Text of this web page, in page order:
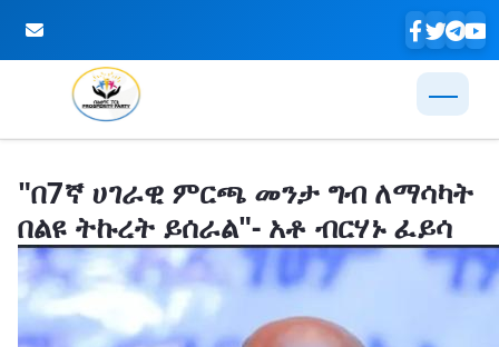
"በ7ኛ ሀገራዊ ምርጫ መንታ ግብ ለማሳካት
በልዩ ትኩረት ይሰራል"- አቶ ብርሃኑ ፈይሳ